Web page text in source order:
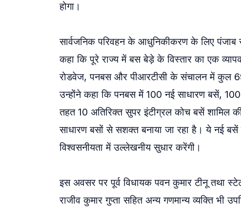
होगा।
सार्वजनिक परिवहन के आधुनिकीकरण के लिए पंजाब
कहा कि पूरे राज्य में बस बेड़े के विस्तार का एक
रोडवेज, पनबस और पीआरटीसी के संचालन में कुल
उन्होंने कहा कि पनबस में 100 नई साधारण बसें,
तहत 10 अतिरिक्त सुपर इंटीग्रल कोच बसें शामिल
साधारण बसों से सशक्त बनाया जा रहा है। ये नई
विश्वसनीयता में उल्लेखनीय सुधार करेंगी।
इस अवसर पर पूर्व विधायक पवन कुमार टीनू तथा
राजीव कुमार गुप्ता सहित अन्य गणमान्य व्यक्ति भी